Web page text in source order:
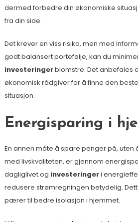
dermed forbedre din økonomiske
fra din side.
Det krever en viss risiko, men med
godt balansert portefølje, kan du
investeringerblomstre. Det anbefales
økonomisk rådgiver for å finne den
situasjon.
Energisparing i
En annen måte å spare penger på, uten
med livskvaliteten, er gjennom
dagliglivet og investeringeri
redusere strømregningen betydelig.
pærer til bedre isolasjon i hjemmet.